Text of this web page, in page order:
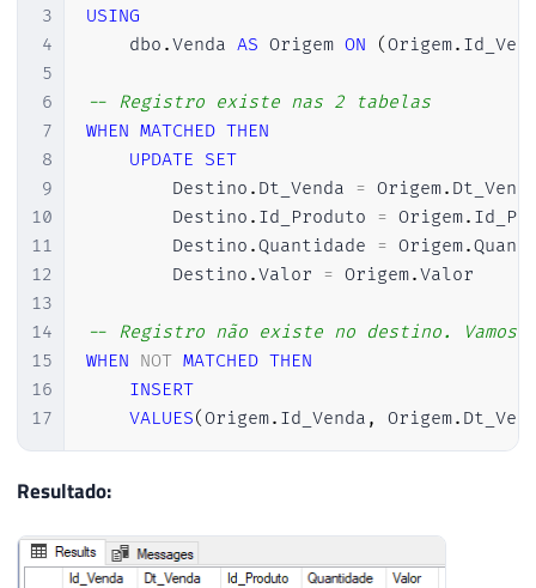
3
4
5
6
7
8
9
10
11
12
13
14
15
16
17
USING
    dbo
.Venda AS Origem ON (Origem.
-- Registro existe nas 2 tabelas
WHEN MATCHED THEN
UPDATE SET
        Destino
. Dt_Venda = Origem.
        Destino
. Id_Produto = Origem.
        Destino
.Quantidade = Origem.
        Destino
.Valor = Origem.Valor
-- Registro não existe no destino.
WHEN NOT MATCHED THEN
INSERT
VALUES(Origem. Id_Venda , Origem.
Resultado: